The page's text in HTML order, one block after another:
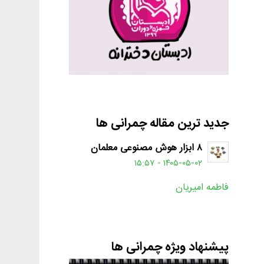
جدید ترین مقاله چمرانی ها
۸ ابزار هوش مصنوعی معلمان
۱۴۰۵-۰۵-۰۲ - ۱۵:۵۷
فاطمه امیریان
پیشنهاد ویژه چمرانی ها